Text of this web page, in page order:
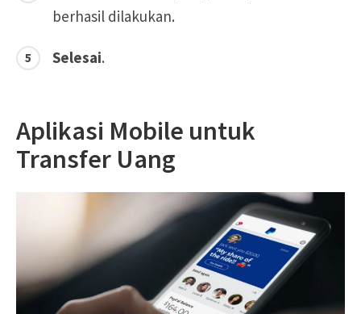
berhasil dilakukan.
Selesai.
Aplikasi Mobile untuk
Transfer Uang